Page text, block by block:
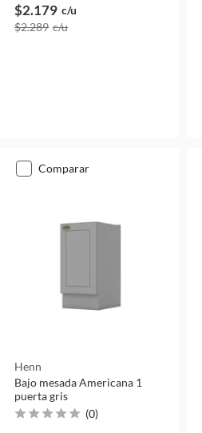
$2.179 c/u
$2.289 c/u
comparar
Henn
Bajo mesada Americana 1
puerta gris
(0)